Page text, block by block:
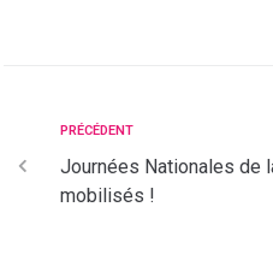
PRÉCÉDENT
Journées Nationales de
mobilisés !